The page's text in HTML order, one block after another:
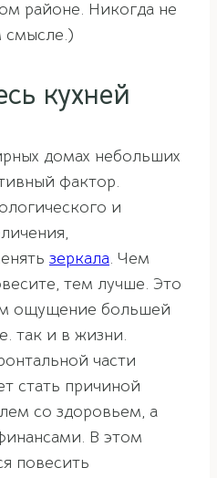
районе. Никогда не
смысле.)
кухней
домах небольших
фактор.
и
зеркала. Чем
тем лучше. Это
ощущение большей
так и в жизни.
части
стать причиной
со здоровьем, а
В этом
повесить